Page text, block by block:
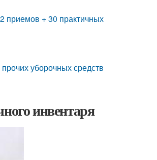
приемов + 30 практичных
уборочных средств
инвентаря